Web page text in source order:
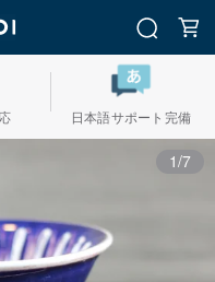
日本語サポート完備
1/7